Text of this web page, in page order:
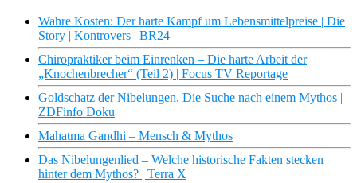
Wahre Kosten: Der harte Kampf um Lebensmittelpreise | Die
Story | Kontrovers | BR24
Chiropraktiker beim Einrenken – Die harte Arbeit der
„Knochenbrecher“ (Teil 2) | Focus TV Reportage
Goldschatz der Nibelungen. Die Suche nach einem Mythos |
ZDFinfo Doku
Mahatma Gandhi – Mensch & Mythos
Das Nibelungenlied – Welche historische Fakten stecken
hinter dem Mythos? | Terra X